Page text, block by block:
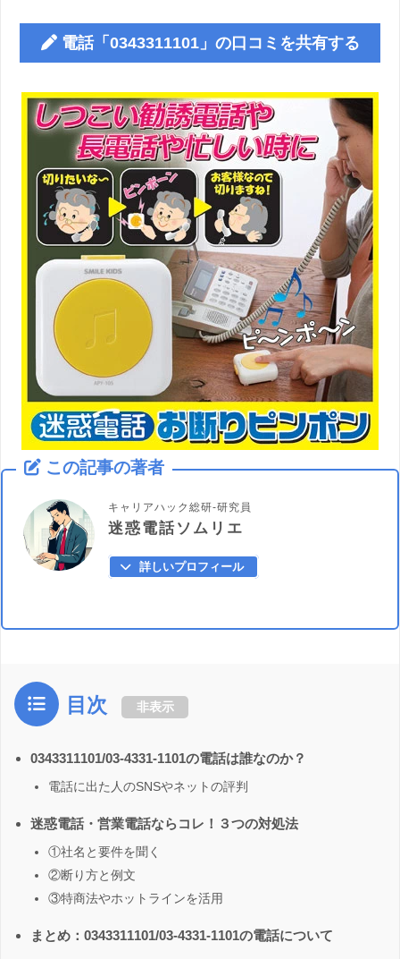
電話「0343311101」の口コミを共有する
この記事の著者
キャリアハック総研-研究員
迷惑電話ソムリエ
詳しいプロフィール
目次 非表示
0343311101/03-4331-1101の電話は誰なのか？
電話に出た人のSNSやネットの評判
迷惑電話・営業電話ならコレ！３つの対処法
①社名と要件を聞く
②断り方と例文
③特商法やホットラインを活用
まとめ：0343311101/03-4331-1101の電話について